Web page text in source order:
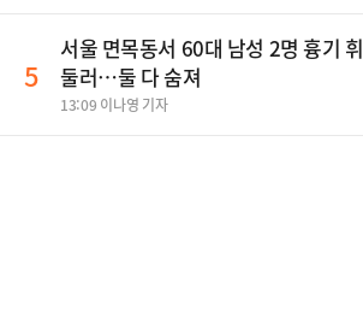
5
서울 면목동서 60대 남성 2명 흉기 휘
둘러…둘 다 숨져
13:09 이나영 기자